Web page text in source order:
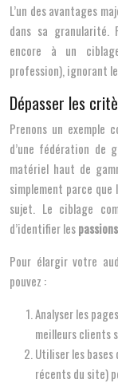
L’un des avantages
dans sa granularité.
encore à un
profession), ignorant
Dépasser les
Prenons un exemple
d’une fédération de
matériel haut de
simplement parce
sujet. Le ciblage
d’identifier les
Pour élargir votre
pouvez :
Analyser les
meilleurs clients
Utiliser les
récents du site)